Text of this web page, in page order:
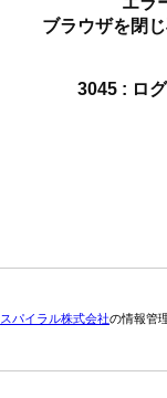
ブラウザを閉
3045 : ロ
スパイラル株式会社の情報管